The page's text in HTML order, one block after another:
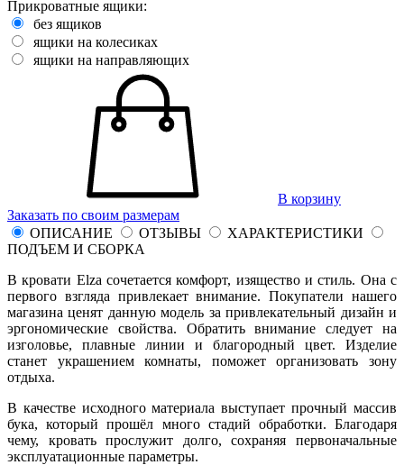
Прикроватные ящики:
без ящиков
ящики на колесиках
ящики на направляющих
В корзину
Заказать по своим размерам
ОПИСАНИЕ
ОТЗЫВЫ
ХАРАКТЕРИСТИКИ
ПОДЪЕМ И СБОРКА
В кровати Elza сочетается комфорт, изящество и стиль. Она с
первого взгляда привлекает внимание. Покупатели нашего
магазина ценят данную модель за привлекательный дизайн и
эргономические свойства. Обратить внимание следует на
изголовье, плавные линии и благородный цвет. Изделие
станет украшением комнаты, поможет организовать зону
отдыха.
В качестве исходного материала выступает прочный массив
бука, который прошёл много стадий обработки. Благодаря
чему, кровать прослужит долго, сохраняя первоначальные
эксплуатационные параметры.